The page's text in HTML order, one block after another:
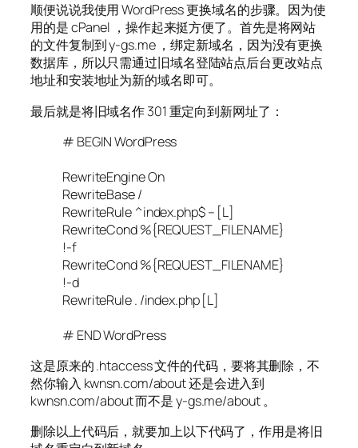
顺便说说我使用 WordPress 更换域名的步骤。因为使
用的是 cPanel ，操作起来挺方便了。首先是将网站
的文件复制到 y-gs.me ，绑定新域名，因为没有更换
数据库，所以只需通过旧域名登陆站点后台更改站点
地址和安装地址为新的域名即可。
最后就是将旧域名作 301 重定向到新网址了：
# BEGIN WordPress
RewriteEngine On
RewriteBase /
RewriteRule ^index.php$ – [L]
RewriteCond %{REQUEST_FILENAME}
!-f
RewriteCond %{REQUEST_FILENAME}
!-d
RewriteRule . /index.php [L]
# END WordPress
这是原来的 .htaccess 文件的代码，要将其删除，不
然你输入 kwnsn.com/about 还是会进入到
kwnsn.com/about 而不是 y-gs.me/about 。
删除以上代码后，就要加上以下代码了，作用是将旧